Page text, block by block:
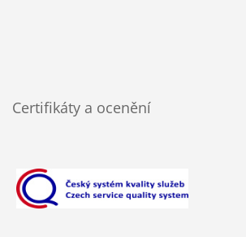
Certifikáty a ocenění